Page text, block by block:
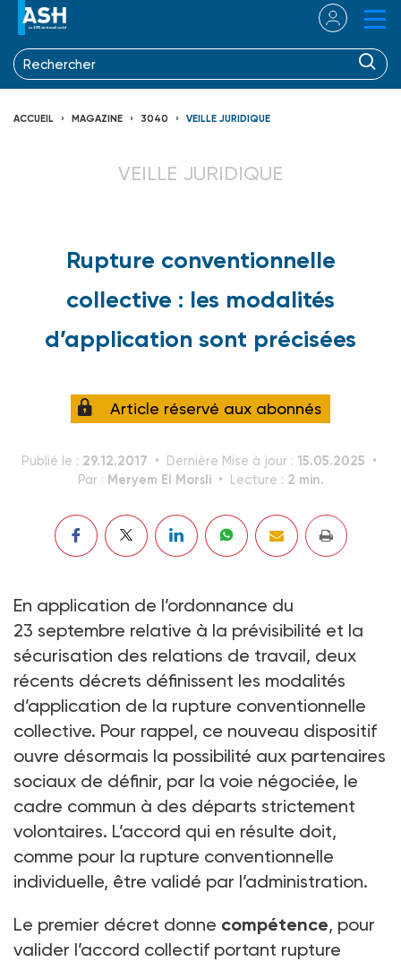
ACCUEIL MAGAZINE 3040 VEILLE JURIDIQUE
VEILLE JURIDIQUE
Rupture conventionnelle
collective : les modalités
d’application sont précisées
Article réservé aux abonnés
Publié le : 29.12.2017 Dernière Mise à jour : 15.05.2025
Par : Meryem El Morsli Lecture : 2 min.
En application de l’ordonnance du
23 septembre relative à la prévisibilité et la
sécurisation des relations de travail, deux
récents décrets définissent les modalités
d’application de la rupture conventionnelle
collective. Pour rappel, ce nouveau dispositif
ouvre désormais la possibilité aux partenaires
sociaux de définir, par la voie négociée, le
cadre commun à des départs strictement
volontaires. L’accord qui en résulte doit,
comme pour la rupture conventionnelle
individuelle, être validé par l’administration.
Le premier décret donne compétence, pour
valider l’accord collectif portant rupture